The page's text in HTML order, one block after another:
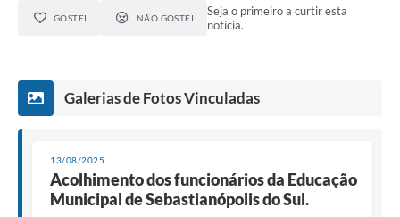
GOSTEI NÃO GOSTEI
Seja o primeiro a curtir esta
notícia.
Galerias de Fotos Vinculadas
13/08/2025
Acolhimento dos funcionários da Educação
Municipal de Sebastianópolis do Sul.